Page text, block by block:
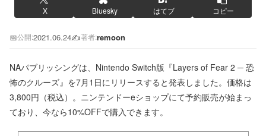
X Bluesky はてブ コピー
📅公開:2021.06.24✍️著者:remoon
NAパブリッシングは、Nintendo Switch版『Layers of Fear 2 ─ 恐
怖のクルーズ』を7月1日にリリースすると発表しました。価格は
3,800円（税込）。ニンテンドーeショップにて予約販売が始まっ
ており、今なら10%OFFで購入できます。